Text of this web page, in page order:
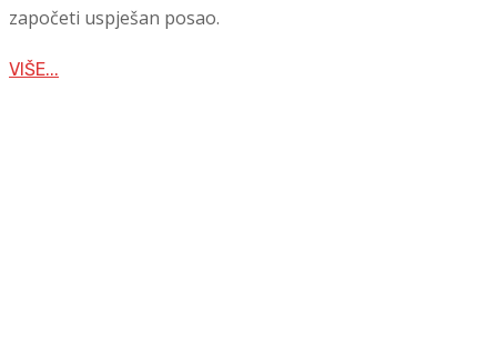
započeti uspješan posao.
VIŠE...